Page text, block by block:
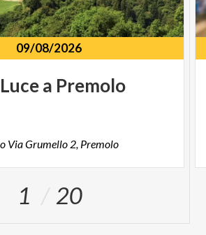
09/08/2026
Lucea Premolo
ViaGrumello 2, Premolo
1 20